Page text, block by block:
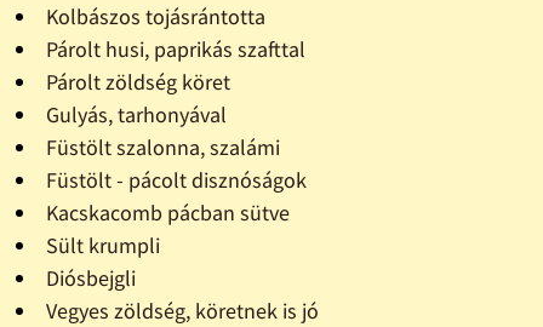
Kolbászos tojásrántotta
Párolt husi, paprikás szafttal
Párolt zöldség köret
Gulyás, tarhonyával
Füstölt szalonna, szalámi
Füstölt - pácolt disznóságok
Kacskacomb pácban sütve
Sült krumpli
Diósbejgli
Vegyes zöldség, köretnek is jó